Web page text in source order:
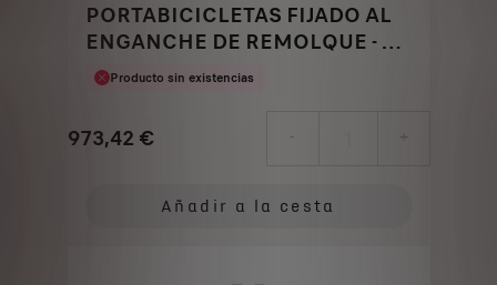
PORTABICICLETAS FIJADO AL
ENGANCHE DE REMOLQUE - 2
BICICLETAS
Producto sin existencias
973,42 € - +
Añadir a la cesta